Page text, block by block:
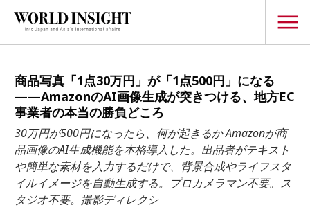
TOPICS
Interview
Japanese
Hiroshima
Politics
Security
商品写真「1点30万円」が「1点500円」になる
——AmazonのAI画像生成が突きつける、地方EC
事業者の本当の勝負どころ
30万円が500円になったら、何が起きるか Amazonが商
品画像のAI生成機能を本格導入した。出品者がテキスト
や簡単な素材を入力するだけで、背景合成やライフスタ
イルイメージを自動生成する。プロカメラマン不要。ス
タジオ不要。撮影ディレクシ
Popular keywords
Fukushimajapan globalizationOHTANInootbaar
hachimura